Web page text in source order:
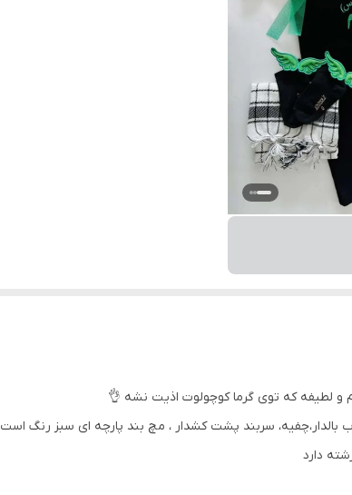
و لطیفه که توی گرما کوچولوت اذیت نشه 👌
بالدار،چفیه، سربند پشت کشدار ، مچ بند پارچه ای سبز رنگ است
دارد